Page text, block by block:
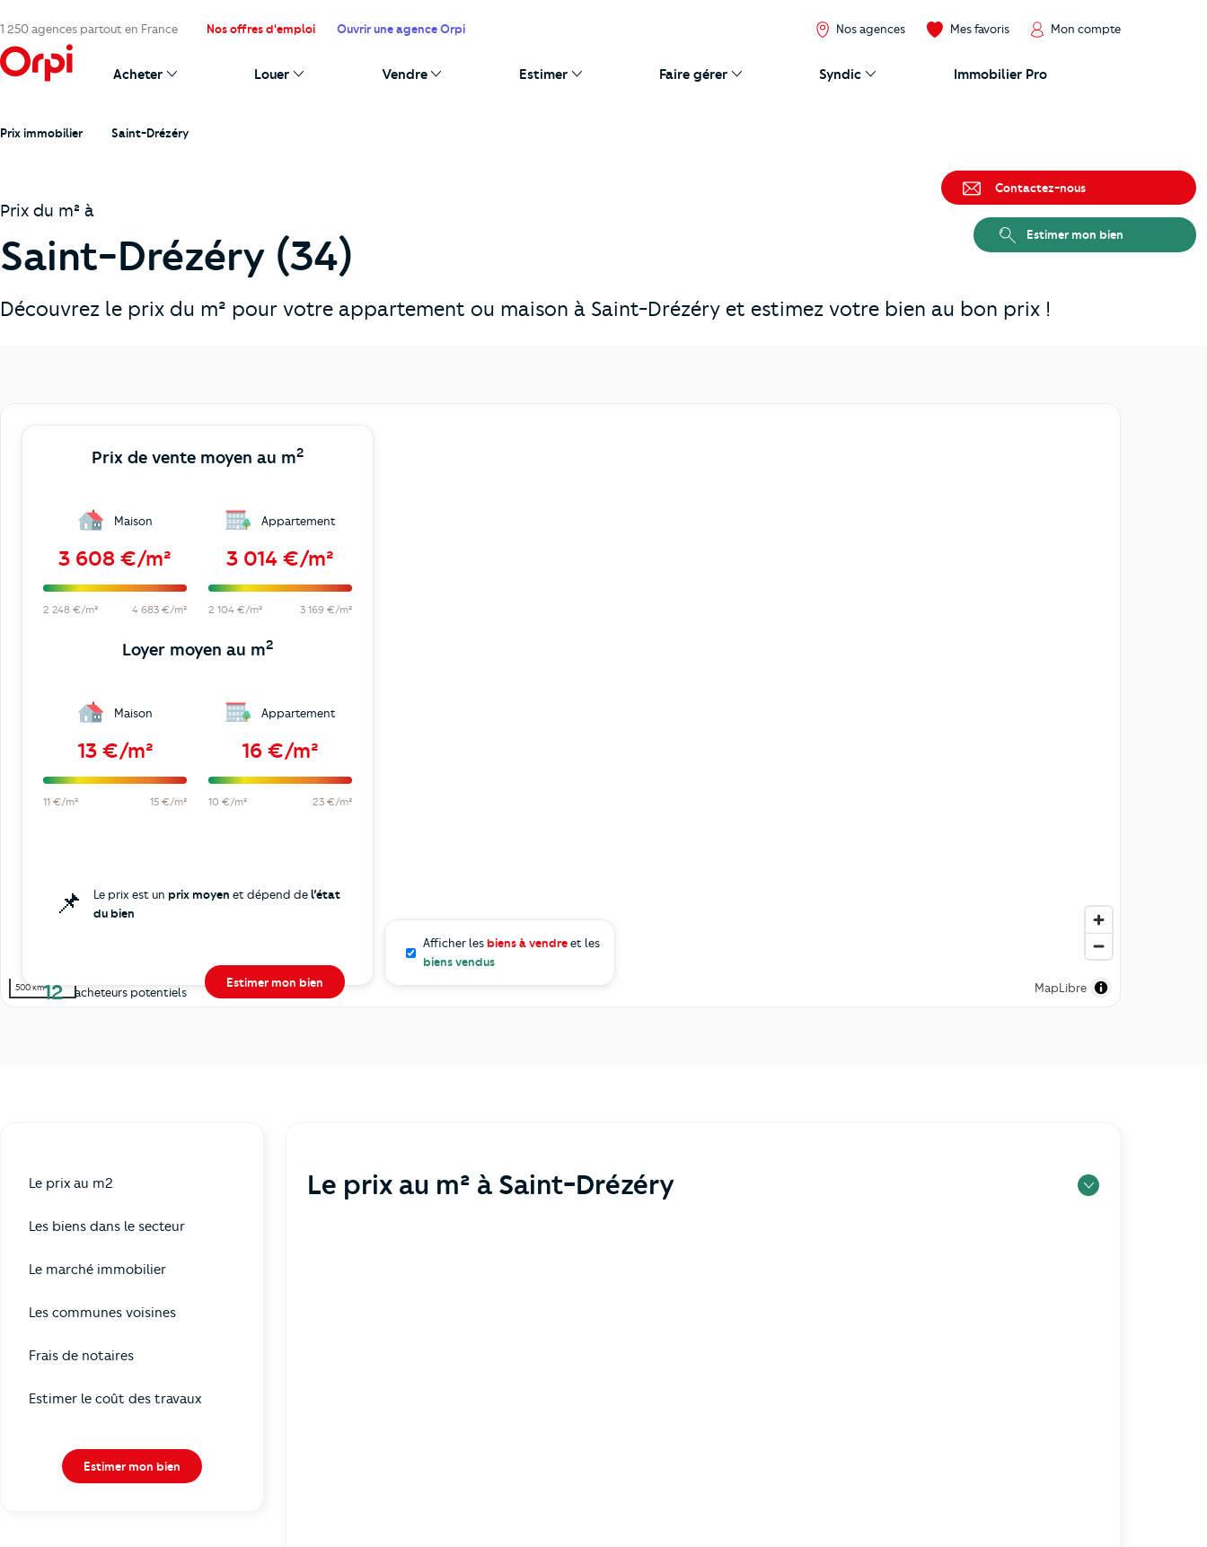
1 250 agences partout en France Nos offres d'emploi Ouvrir une agence Orpi Nos agences Mes favoris Mon compte
Acheter Louer Vendre Estimer Faire gérer Syndic Immobilier Pro
Prix immobilier Saint-Drézéry
Prix du m² à
Saint-Drézéry (34)
Découvrez le prix du m² pour votre appartement ou maison à Saint-Drézéry et estimez votre bien au bon prix !
Prix de vente moyen au m2
Maison
3 608 €/m²
2 248 €/m² 4 683 €/m²
Appartement
3 014 €/m²
2 104 €/m² 3 169 €/m²
Loyer moyen au m2
Maison
13 €/m²
11 €/m² 15 €/m²
Appartement
16 €/m²
10 €/m² 23 €/m²
📌 Le prix est un prix moyen et dépend del’état
du bien
12 acheteurs potentiels
Estimer mon bien
500 km MapLibre
Afficher les biens à vendreet les
biens vendus
Le prix au m2
Les biens dans le secteur
Le marché immobilier
Les communes voisines
Frais de notaires
Estimer le coût des travaux
Estimer mon bien
Le prix au m² à Saint-Drézéry
Contactez-nous
Estimer mon bien